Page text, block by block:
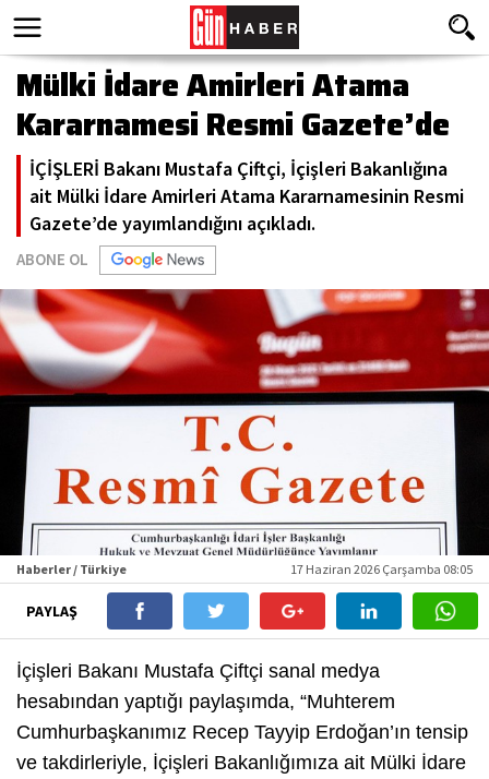
Mülki İdare Amirleri Atama
Kararnamesi Resmi Gazete’de
İÇİŞLERİ Bakanı Mustafa Çiftçi, İçişleri Bakanlığına
ait Mülki İdare Amirleri Atama Kararnamesinin Resmi
Gazete’de yayımlandığını açıkladı.
ABONE OL
Haberler / Türkiye 17 Haziran 2026 Çarşamba 08:05
PAYLAŞ
İçişleri Bakanı Mustafa Çiftçi sanal medya
hesabından yaptığı paylaşımda, “Muhterem
Cumhurbaşkanımız Recep Tayyip Erdoğan’ın tensip
ve takdirleriyle, İçişleri Bakanlığımıza ait Mülki İdare